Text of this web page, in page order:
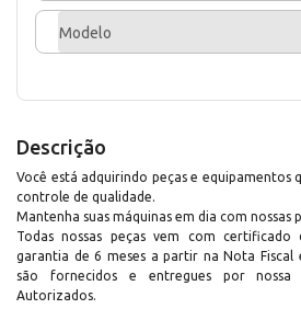
Modelo
Descrição
Você está adquirindo peças e equipamentos
controle de qualidade.
Mantenha suas máquinas em dia com nossas
Todas nossas peças vem com
garantia de 6 meses a partir na Nota Fiscal
são fornecidos e entregues por nossa
Autorizados.